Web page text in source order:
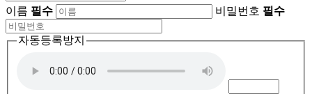
이름 필수 비밀번호 필수
자동등록방지